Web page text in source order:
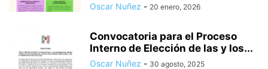
Oscar Nuñez - 20 enero, 2026
Convocatoria para el Proceso
Interno de Elección de las y los...
Oscar Nuñez - 30 agosto, 2025